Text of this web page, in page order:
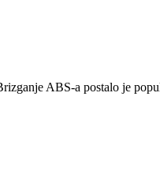
ABS-a postalo je